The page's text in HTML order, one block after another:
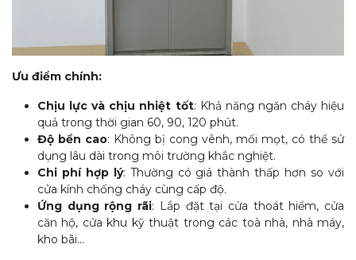
Ưu điểm chính:
Chịu lực và chịu nhiệt tốt: Khả năng ngăn cháy hiệu
quả trong thời gian 60, 90, 120 phút.
Độ bền cao: Không bị cong vênh, mối mọt, có thể sử
dụng lâu dài trong môi trường khắc nghiệt.
Chi phí hợp lý: Thường có giá thành thấp hơn so với
cửa kính chống cháy cùng cấp độ.
Ứng dụng rộng rãi: Lắp đặt tại cửa thoát hiểm, cửa
căn hộ, cửa khu kỹ thuật trong các toà nhà, nhà máy,
kho bãi…